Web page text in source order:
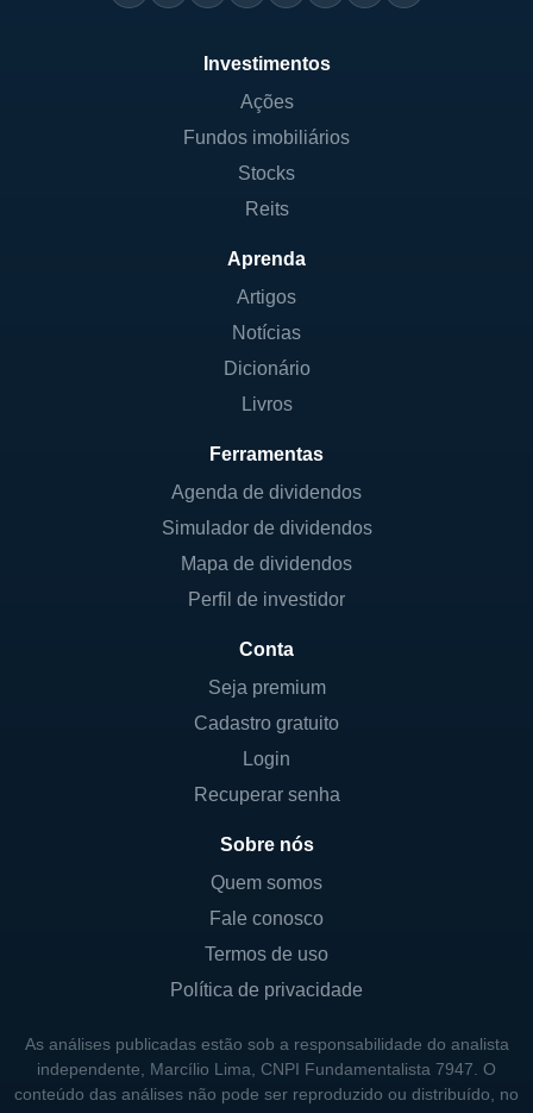
Investimentos
Ações
Fundos imobiliários
Stocks
Reits
Aprenda
Artigos
Notícias
Dicionário
Livros
Ferramentas
Agenda de dividendos
Simulador de dividendos
Mapa de dividendos
Perfil de investidor
Conta
Seja premium
Cadastro gratuito
Login
Recuperar senha
Sobre nós
Quem somos
Fale conosco
Termos de uso
Política de privacidade
As análises publicadas estão sob a responsabilidade do analista
independente, Marcílio Lima, CNPI Fundamentalista 7947. O
conteúdo das análises não pode ser reproduzido ou distribuído, no